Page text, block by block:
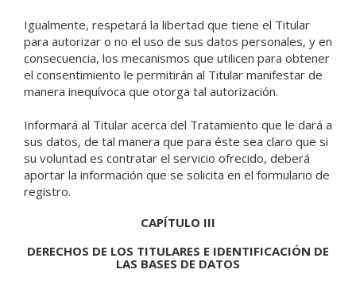
Igualmente, respetará la libertad que tiene el Titular
para autorizar o no el uso de sus datos personales, y en
consecuencia, los mecanismos que utilicen para obtener
el consentimiento le permitirán al Titular manifestar de
manera inequívoca que otorga tal autorización.
Informará al Titular acerca del Tratamiento que le dará a
sus datos, de tal manera que para éste sea claro que si
su voluntad es contratar el servicio ofrecido, deberá
aportar la información que se solicita en el formulario de
registro.
CAPÍTULO III
DERECHOS DE LOS TITULARES E IDENTIFICACIÓN DE
LAS BASES DE DATOS